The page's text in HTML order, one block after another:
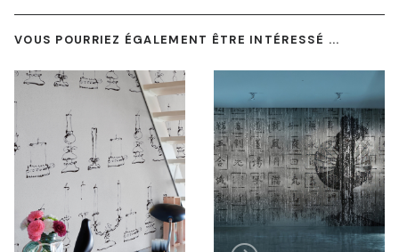
VOUS POURRIEZ ÉGALEMENT ÊTRE INTÉRESSÉ ...